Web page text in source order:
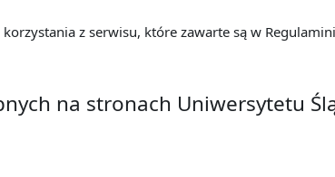
z serwisu, które zawarte są w
na stronach Uniwersytetu